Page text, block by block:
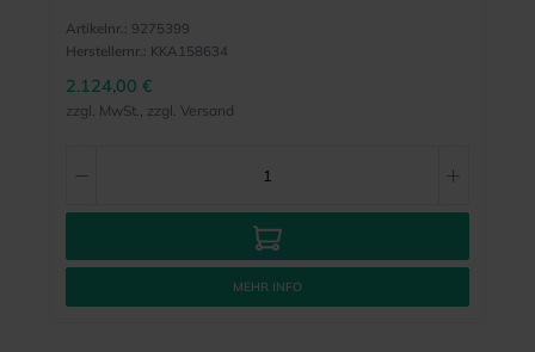
Artikelnr.: 9275399
Herstellernr.: KKA158634
2.124,00 €
zzgl. MwSt., zzgl. Versand
MEHR INFO